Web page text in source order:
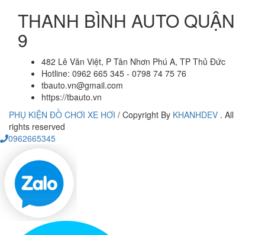
THANH BÌNH AUTO QUẬN
9
482 Lê Văn Việt, P Tân Nhơn Phú A, TP Thủ Đức
Hotline: 0962 665 345 - 0798 74 75 76
tbauto.vn@gmail.com
https://tbauto.vn
PHỤ KIỆN ĐỒ CHƠI XE HƠI / Copyright By KHANHDEV . All
rights reserved
0962665345